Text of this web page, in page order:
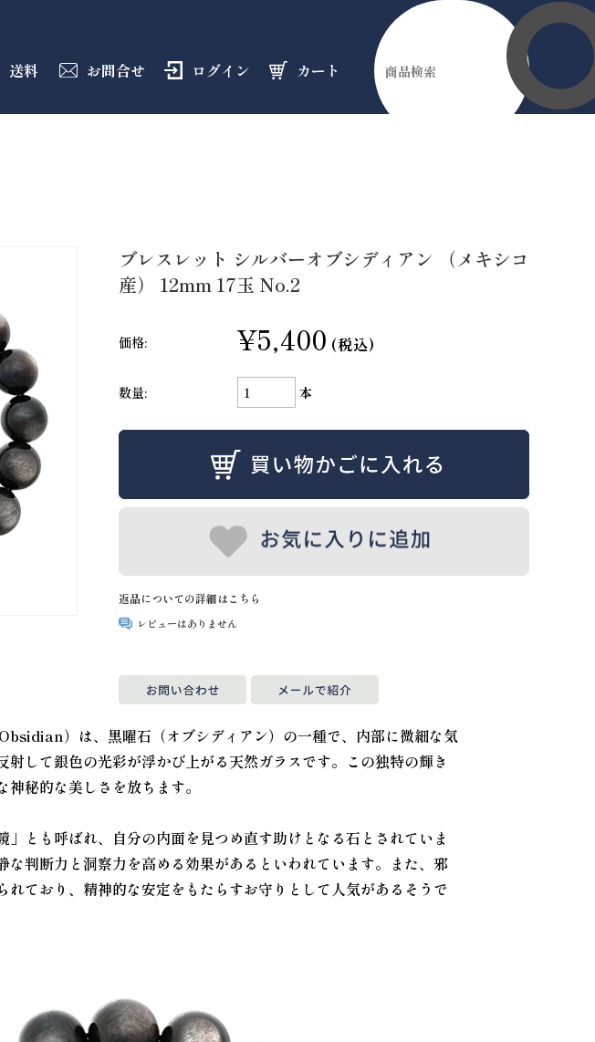
送料 お問合せ ログイン カート
ブレスレット シルバーオブシディアン （メキシコ
産） 12mm 17玉 No.2
価格: ¥5,400 (税込)
数量: 本
返品についての詳細はこちら
レビューはありません
）は、黒曜石（オブシディアン）の一種で、内部に微細な気
して銀色の光彩が浮かび上がる天然ガラスです。この独特の輝き
秘的な美しさを放ちます。
」とも呼ばれ、自分の内面を見つめ直す助けとなる石とされていま
な判断力と洞察力を高める効果があるといわれています。また、邪
れており、精神的な安定をもたらすお守りとして人気があるそうで